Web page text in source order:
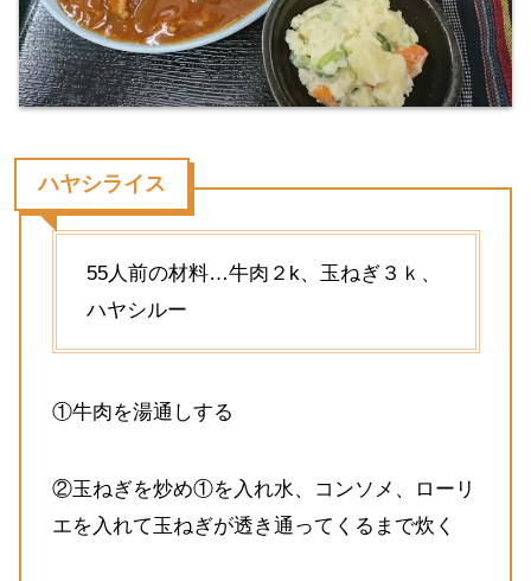
ハヤシライス
55人前の材料…牛肉２k、玉ねぎ３ｋ、
ハヤシルー
①牛肉を湯通しする
②玉ねぎを炒め①を入れ水、コンソメ、ローリ
エを入れて玉ねぎが透き通ってくるまで炊く